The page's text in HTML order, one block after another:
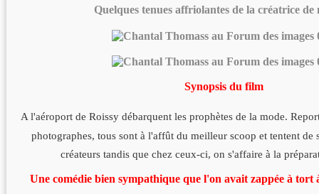
Quelques tenues affriolantes de la créatrice de
Synopsis du film
A l'aéroport de Roissy débarquent les prophètes de la mode.
photographes, tous sont à l'affût du meilleur scoop et tentent de
créateurs tandis que chez ceux-ci, on s'affaire à la
Une comédie bien sympathique que l'on avait zappée à tort